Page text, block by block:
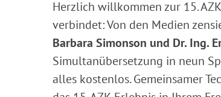
Herzlich willkommen zur 15.
verbindet:Von den Medien
Barbara Simonson und Dr. Ing.
Simultanübersetzung in neun
alles kostenlos. Gemeinsamer